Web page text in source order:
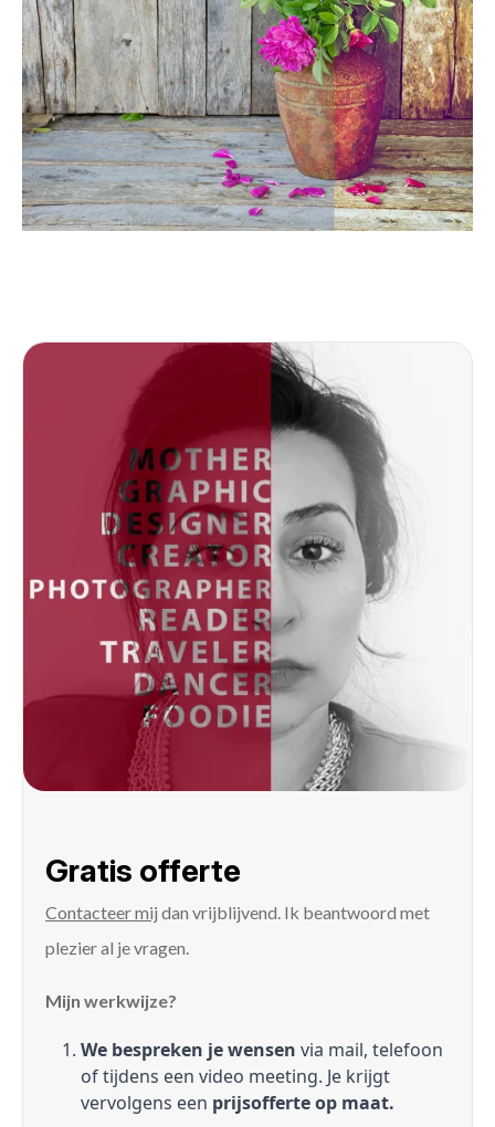
Gratis offerte
Contacteer mij dan vrijblijvend. Ik beantwoord met
plezier al je vragen.
Mijn werkwijze?
We bespreken je wensen via mail, telefoon
of tijdens een video meeting. Je krijgt
vervolgens een prijsofferte op maat.